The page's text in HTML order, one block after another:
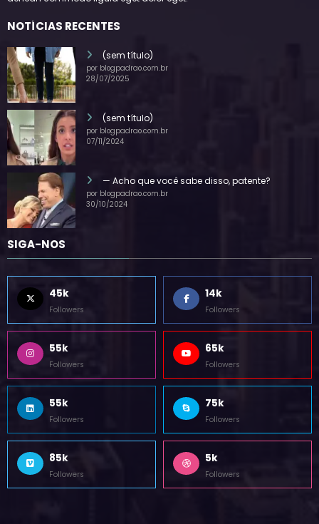
(sem título)
por blogpadrao.com.br
(sem título)
por blogpadrao.com.br
— Acho que você sabe disso, patente?
por blogpadrao.com.br
SIGA-NOS
45k
Followers
14k
Followers
55k
Followers
65k
Followers
55k
Followers
75k
Followers
85k
Followers
5k
Followers